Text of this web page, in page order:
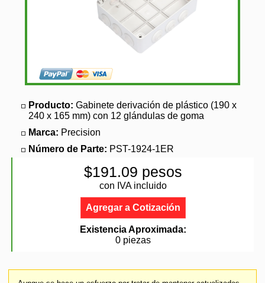
Producto: Gabinete derivación de plástico (190 x
240 x 165 mm) con 12 glándulas de goma
Marca: Precision
Número de Parte: PST-1924-1ER
$191.09 pesos
con IVA incluido
Agregar a Cotización
Existencia Aproximada:
0 piezas